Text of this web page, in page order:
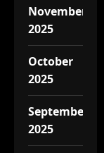
November
2025
October
2025
September
2025